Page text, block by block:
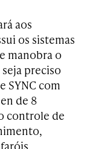
aos
os sistemas
manobra o
preciso
SYNC com
de 8
controle de